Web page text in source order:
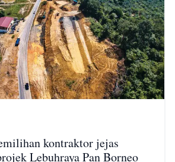
kontraktor jejas
Lebuhraya Pan Borneo